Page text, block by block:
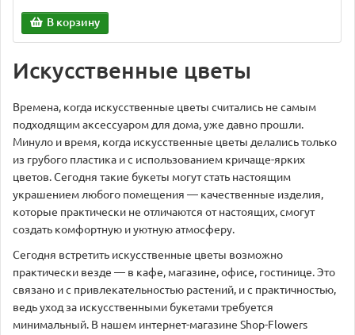
В корзину
Искусственные цветы
Времена, когда искусственные цветы считались не самым
подходящим аксессуаром для дома, уже давно прошли.
Минуло и время, когда искусственные цветы делались только
из грубого пластика и с использованием кричаще-ярких
цветов. Сегодня такие букеты могут стать настоящим
украшением любого помещения — качественные изделия,
которые практически не отличаются от настоящих, смогут
создать комфортную и уютную атмосферу.
Сегодня встретить искусственные цветы возможно
практически везде — в кафе, магазине, офисе, гостинице. Это
связано и с привлекательностью растений, и с практичностью,
ведь уход за искусственными букетами требуется
минимальный. В нашем интернет-магазине Shop-Flowers